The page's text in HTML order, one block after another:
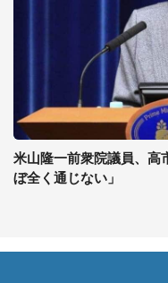
米山隆一前衆院議員、高
ぼ全く通じない」